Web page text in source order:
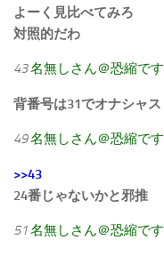
よーく見比べてみろ
対照的だわ
43名無しさん＠恐縮です
背番号は31でオナシャス
49名無しさん＠恐縮です
>>43
24番じゃないかと邪推
51名無しさん＠恐縮です